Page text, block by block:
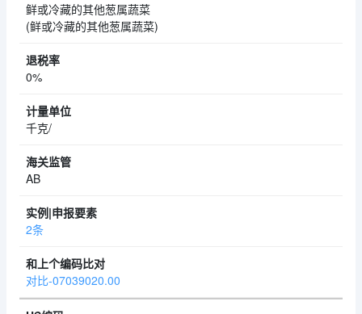
鲜或冷藏的其他葱属蔬菜
(鲜或冷藏的其他葱属蔬菜)
0%
千克/
AB
2条
对比-07039020.00